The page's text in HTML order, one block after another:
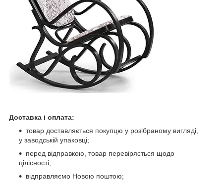
Доставка і оплата:
товар доставляється покупцю у розібраному вигляді,
у заводській упаковці;
перед відправкою, товар перевіряється щодо
цілісності;
відправляємо Новою поштою;